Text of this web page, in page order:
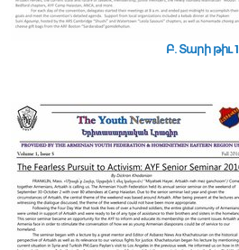
Բ. Տարի թիւ 1